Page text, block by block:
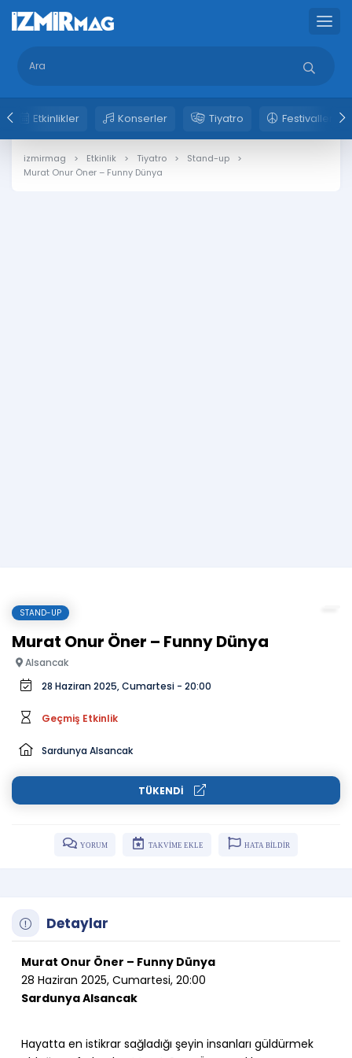
Etkinlikler Konserler Tiyatro Festivaller
izmirmag Etkinlik Tiyatro
Stand-up
Murat Onur Öner – Funny Dünya
STAND-UP
Murat Onur Öner – Funny Dünya
Alsancak
28 Haziran 2025, Cumartesi - 20:00
Geçmiş Etkinlik
Sardunya Alsancak
TÜKENDİ
YORUM TAKVİME EKLE HATA BİLDİR
Detaylar
Murat Onur Öner – Funny Dünya
28 Haziran 2025, Cumartesi, 20:00
Sardunya Alsancak
Hayatta en istikrar sağladığı şeyin insanları güldürmek